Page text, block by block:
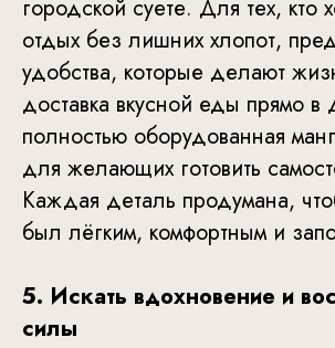
городской суете. Для тех, кто
отдых без лишних хлопот,
удобства, которые делают
доставка вкусной еды прямо в
полностью оборудованная
для желающих готовить
Каждая деталь продумана,
был лёгким, комфортным и
5. Искать вдохновение и
силы